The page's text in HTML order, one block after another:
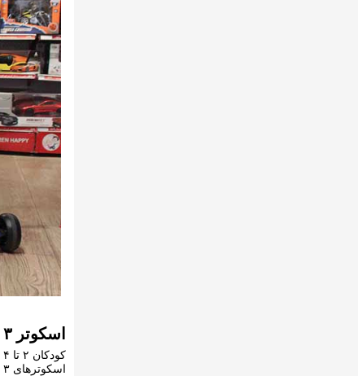
اسکوتر ۳ چرخ بسیار مناسب برای کودکان نو پا